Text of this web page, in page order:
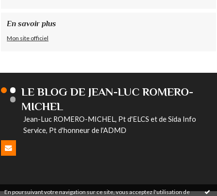
En poursuivant votre navigation sur ce site, vous acceptez l'utilisation de
En savoir plus
Mon site officiel
LE BLOG DE JEAN-LUC ROMERO-
MICHEL
Jean-Luc ROMERO-MICHEL, Pt d'ELCS et de Sida Info
Service, Pt d'honneur de l'ADMD